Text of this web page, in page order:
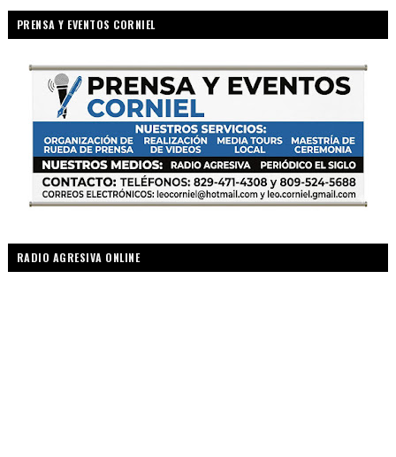
PRENSA Y EVENTOS CORNIEL
RADIO AGRESIVA ONLINE